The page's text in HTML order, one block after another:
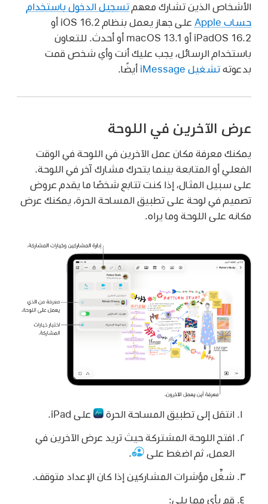
الأشخاص الذين تشارك معهم تسجيل الدخول باستخدام
حساب Apple
على جهاز يعمل بنظام iOS 16.2 أو
iPadOS 16.2 أو macOS 13.1 أو أحدث. للتعاون
باستخدام الرسائل، يجب عليك أنت وأي شخص قمت
بدعوته تشغيل iMessage أيضًا.
عرض الآخرين في اللوحة
يمكنك معرفة مكان عمل الآخرين في اللوحة في الوقت
الفعلي أو المتابعة بينما يتحرك مشارك آخر في اللوحة.
على سبيل المثال، إذا كنت تتابع شخصًا ما يقدم عروض
تصميم في لوحة على تطبيق المساحة الحرة، يمكنك عرض
مكانه على اللوحة وما يراه.
انتقل إلى تطبيق المساحة الحرة على iPad.
افتح اللوحة المشتركة حيث تريد عرض الآخرين في
العمل، ثم اضغط على
شغِّل مؤشرات المشاركين إذا كان الإعداد متوقف.
قم بأي مما يلي: